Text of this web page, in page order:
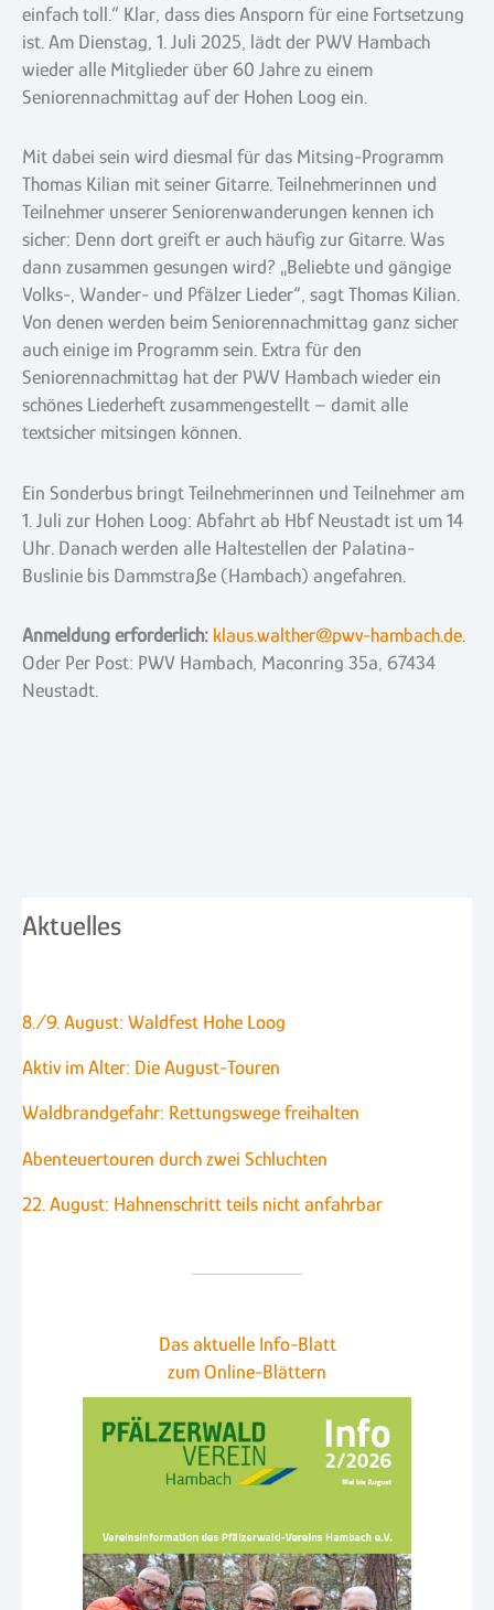
einfach toll.“ Klar, dass dies Ansporn für eine Fortsetzung
ist. Am Dienstag, 1. Juli 2025, lädt der PWV Hambach
wieder alle Mitglieder über 60 Jahre zu einem
Seniorennachmittag auf der Hohen Loog ein.
Mit dabei sein wird diesmal für das Mitsing-Programm
Thomas Kilian mit seiner Gitarre. Teilnehmerinnen und
Teilnehmer unserer Seniorenwanderungen kennen ich
sicher: Denn dort greift er auch häufig zur Gitarre. Was
dann zusammen gesungen wird? „Beliebte und gängige
Volks-, Wander- und Pfälzer Lieder“, sagt Thomas Kilian.
Von denen werden beim Seniorennachmittag ganz sicher
auch einige im Programm sein. Extra für den
Seniorennachmittag hat der PWV Hambach wieder ein
schönes Liederheft zusammengestellt – damit alle
textsicher mitsingen können.
Ein Sonderbus bringt Teilnehmerinnen und Teilnehmer am
1. Juli zur Hohen Loog: Abfahrt ab Hbf Neustadt ist um 14
Uhr. Danach werden alle Haltestellen der Palatina-
Buslinie bis Dammstraße (Hambach) angefahren.
Anmeldung erforderlich: klaus.walther@pwv-hambach.de
Oder Per Post: PWV Hambach, Maconring 35a, 67434
Neustadt.
Aktuelles
8./9. August: Waldfest Hohe Loog
Aktiv im Alter: Die August-Touren
Waldbrandgefahr: Rettungswege freihalten
Abenteuertouren durch zwei Schluchten
22. August: Hahnenschritt teils nicht anfahrbar
Das aktuelle Info-Blatt
zum Online-Blättern